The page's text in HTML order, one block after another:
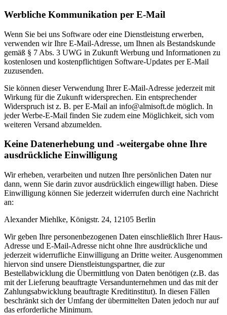
Werbliche Kommunikation per E-Mail
Wenn Sie bei uns Software oder eine Dienstleistung erwerben,
verwenden wir Ihre E-Mail-Adresse, um Ihnen als Bestandskunde
gemäß § 7 Abs. 3 UWG in Zukunft Werbung und Informationen zu
kostenlosen und kostenpflichtigen Software-Updates per E-Mail
zuzusenden.
Sie können dieser Verwendung Ihrer E-Mail-Adresse jederzeit mit
Wirkung für die Zukunft widersprechen. Ein entsprechender
Widerspruch ist z. B. per E-Mail an info@almisoft.de möglich. In
jeder Werbe-E-Mail finden Sie zudem eine Möglichkeit, sich vom
weiteren Versand abzumelden.
Keine Datenerhebung und -weitergabe ohne Ihre
ausdrückliche Einwilligung
Wir erheben, verarbeiten und nutzen Ihre persönlichen Daten nur
dann, wenn Sie darin zuvor ausdrücklich eingewilligt haben. Diese
Einwilligung können Sie jederzeit widerrufen durch eine Nachricht
an:
Alexander Miehlke, Königstr. 24, 12105 Berlin
Wir geben Ihre personenbezogenen Daten einschließlich Ihrer Haus-
Adresse und E-Mail-Adresse nicht ohne Ihre ausdrückliche und
jederzeit widerrufliche Einwilligung an Dritte weiter. Ausgenommen
hiervon sind unsere Dienstleistungspartner, die zur
Bestellabwicklung die Übermittlung von Daten benötigen (z.B. das
mit der Lieferung beauftragte Versandunternehmen und das mit der
Zahlungsabwicklung beauftragte Kreditinstitut). In diesen Fällen
beschränkt sich der Umfang der übermittelten Daten jedoch nur auf
das erforderliche Minimum.